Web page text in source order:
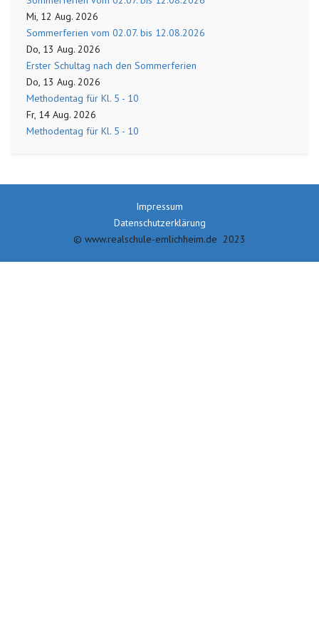
Mi, 12 Aug. 2026
Sommerferien vom 02.07. bis 12.08.2026
Do, 13 Aug. 2026
Erster Schultag nach den Sommerferien
Do, 13 Aug. 2026
Methodentag für Kl. 5 - 10
Fr, 14 Aug. 2026
Methodentag für Kl. 5 - 10
Impressum
Datenschutzerklärung
© www.realschule-emlichheim.de 2023